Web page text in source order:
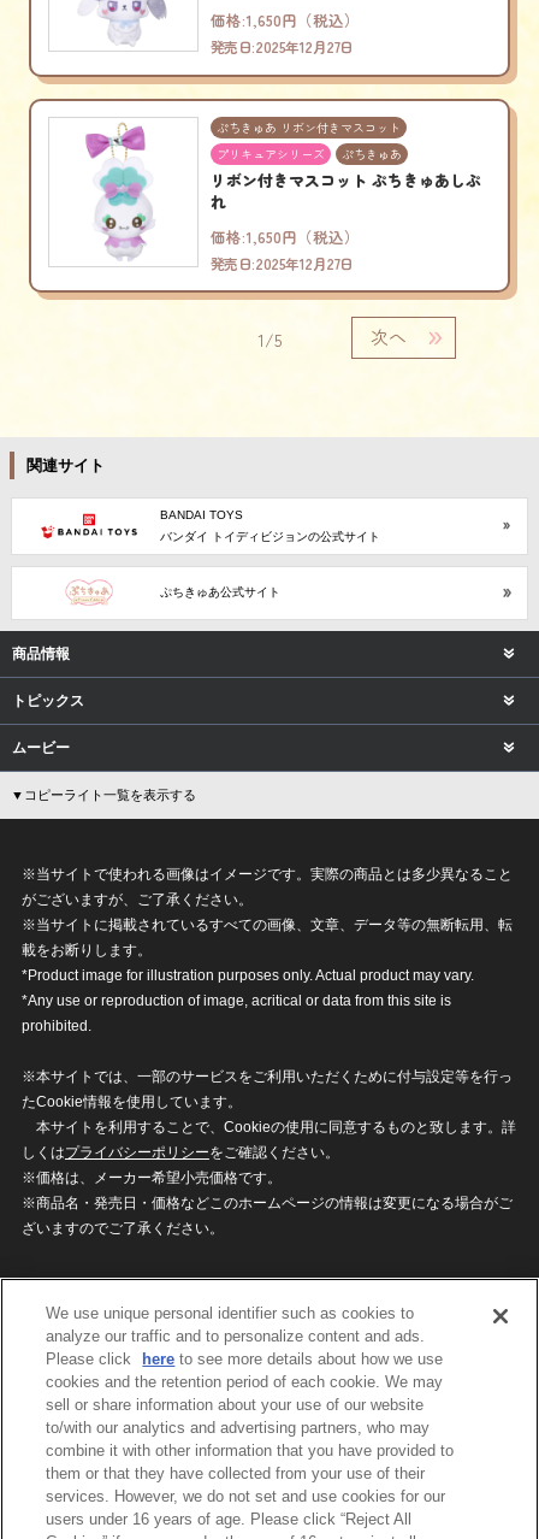
価格:1,650円（税込）
発売日:2025年12月27日
ぷちきゅあ リボン付きマスコット
プリキュアシリーズ
ぷちきゅあ
リボン付きマスコット ぷちきゅあしぷ
れ
価格:1,650円（税込）
発売日:2025年12月27日
1/5 次へ
関連サイト
BANDAI TOYS
バンダイ トイディビジョンの公式サイト
ぷちきゅあ公式サイト
商品情報
トピックス
ムービー
▼コピーライト一覧を表示する
※当サイトで使われる画像はイメージです。実際の商品とは多少異なること
がございますが、ご了承ください。
※当サイトに掲載されているすべての画像、文章、データ等の無断転用、転
載をお断りします。
*Product image for illustration purposes only. Actual product may vary.
*Any use or reproduction of image, acritical or data from this site is
prohibited.
※本サイトでは、一部のサービスをご利用いただくために付与設定等を行っ
たCookie情報を使用しています。
本サイトを利用することで、Cookieの使用に同意するものと致します。詳
しくはプライバシーポリシーをご確認ください。
※価格は、メーカー希望小売価格です。
※商品名・発売日・価格などこのホームページの情報は変更になる場合がご
ざいますのでご了承ください。
Personal Information
ウェブサイトご利用条件
ソーシャルメディアポリシー
個人情報保護方針
©BANDAI
We use unique personal identifier such as cookies to
analyze our traffic and to personalize content and ads.
Please click
here to see more details about how we use
cookies and the retention period of each cookie. We may
sell or share information about your use of our website
to/with our analytics and advertising partners, who may
combine it with other information that you have provided to
them or that they have collected from your use of their
services. However, we do not set and use cookies for our
users under 16 years of age. Please click “Reject All